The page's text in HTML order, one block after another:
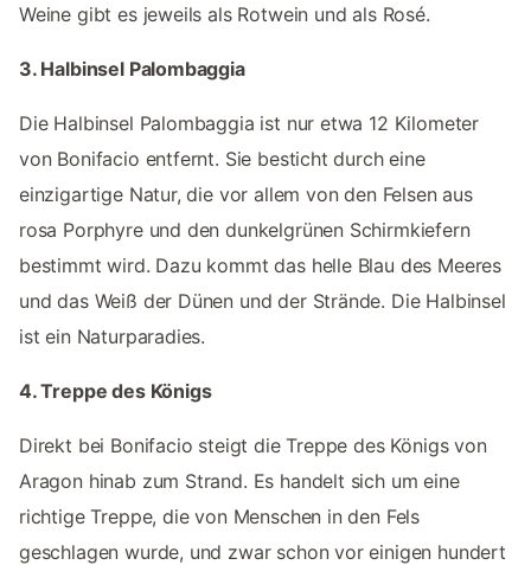
Weine gibt es jeweils als Rotwein und als Rosé.
3. Halbinsel Palombaggia
Die Halbinsel Palombaggia ist nur etwa 12 Kilometer
von Bonifacio entfernt. Sie besticht durch eine
einzigartige Natur, die vor allem von den Felsen aus
rosa Porphyre und den dunkelgrünen Schirmkiefern
bestimmt wird. Dazu kommt das helle Blau des Meeres
und das Weiß der Dünen und der Strände. Die Halbinsel
ist ein Naturparadies.
4. Treppe des Königs
Direkt bei Bonifacio steigt die Treppe des Königs von
Aragon hinab zum Strand. Es handelt sich um eine
richtige Treppe, die von Menschen in den Fels
geschlagen wurde, und zwar schon vor einigen hundert